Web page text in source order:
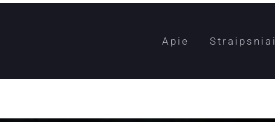
Apie Straipsniai